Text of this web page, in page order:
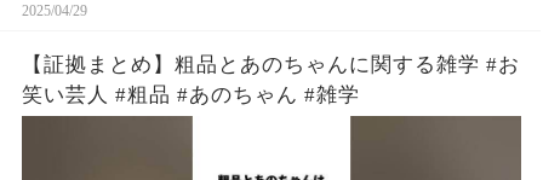
2025/04/29
【証拠まとめ】粗品とあのちゃんに関する雑学 #お
笑い芸人 #粗品 #あのちゃん #雑学